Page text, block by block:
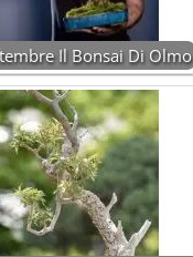
Il Bonsai Di Olmo